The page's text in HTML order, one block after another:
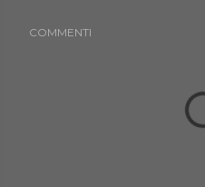
COMMENTI